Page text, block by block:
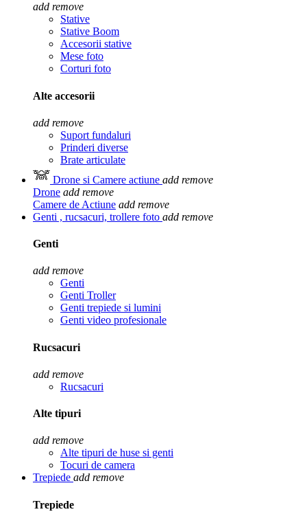
add remove
Stative
Stative Boom
Accesorii stative
Mese foto
Corturi foto
Alte accesorii
add remove
Suport fundaluri
Prinderi diverse
Brate articulate
Drone si Camere actiune add remove
Drone add remove
Camere de Actiune add remove
Genti , rucsacuri, trollere foto add remove
Genti
add remove
Genti
Genti Troller
Genti trepiede si lumini
Genti video profesionale
Rucsacuri
add remove
Rucsacuri
Alte tipuri
add remove
Alte tipuri de huse si genti
Tocuri de camera
Trepiede add remove
Trepiede